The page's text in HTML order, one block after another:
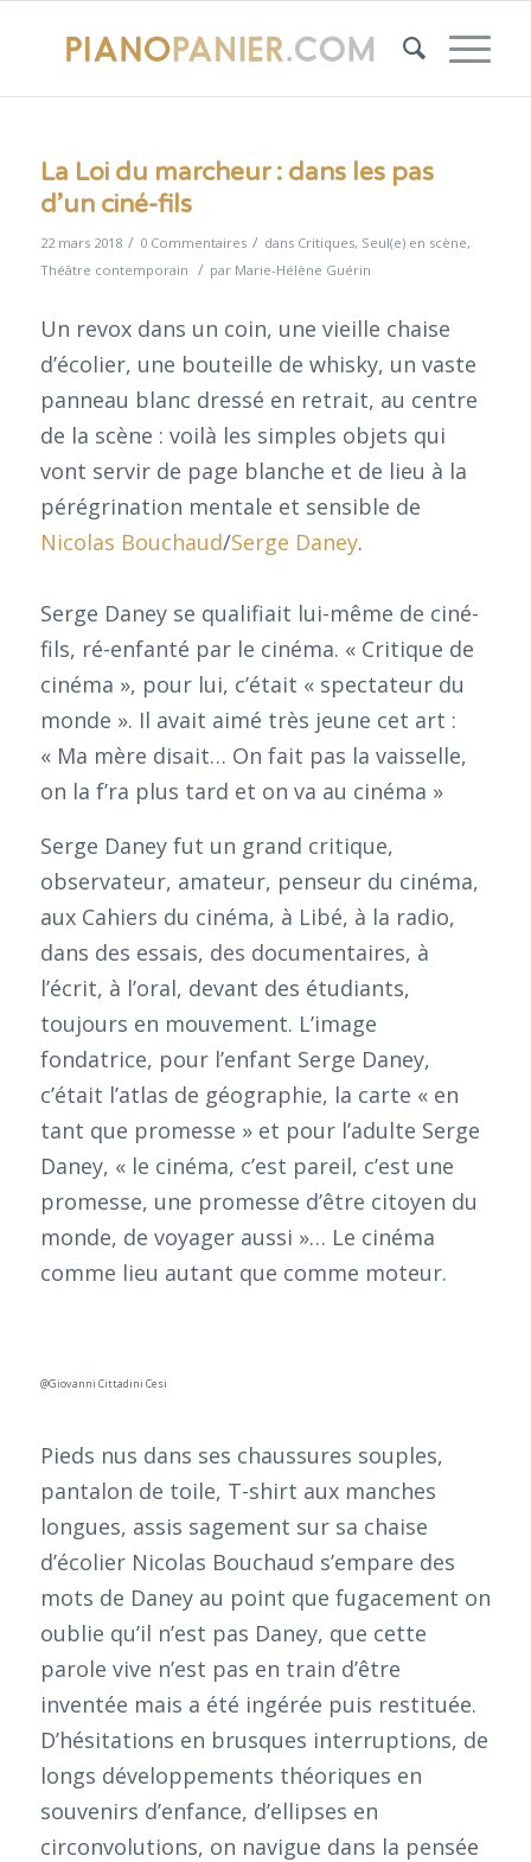
La Loi du marcheur : dans les pas
d’un ciné-fils
22 mars 2018 / 0 Commentaires / dans Critiques, Seul(e) en scène,
Théâtre contemporain / par Marie-Hélène Guérin
Un revox dans un coin, une vieille chaise
d’écolier, une bouteille de whisky, un vaste
panneau blanc dressé en retrait, au centre
de la scène : voilà les simples objets qui
vont servir de page blanche et de lieu à la
pérégrination mentale et sensible de
Nicolas Bouchaud/Serge Daney.
Serge Daney se qualifiait lui-même de ciné-
fils, ré-enfanté par le cinéma. « Critique de
cinéma », pour lui, c’était « spectateur du
monde ». Il avait aimé très jeune cet art :
« Ma mère disait… On fait pas la vaisselle,
on la f’ra plus tard et on va au cinéma »
Serge Daney fut un grand critique,
observateur, amateur, penseur du cinéma,
aux Cahiers du cinéma, à Libé, à la radio,
dans des essais, des documentaires, à
l’écrit, à l’oral, devant des étudiants,
toujours en mouvement. L’image
fondatrice, pour l’enfant Serge Daney,
c’était l’atlas de géographie, la carte « en
tant que promesse » et pour l’adulte Serge
Daney, « le cinéma, c’est pareil, c’est une
promesse, une promesse d’être citoyen du
monde, de voyager aussi »… Le cinéma
comme lieu autant que comme moteur.
@Giovanni Cittadini Cesi
Pieds nus dans ses chaussures souples,
pantalon de toile, T-shirt aux manches
longues, assis sagement sur sa chaise
d’écolier Nicolas Bouchaud s’empare des
mots de Daney au point que fugacement on
oublie qu’il n’est pas Daney, que cette
parole vive n’est pas en train d’être
inventée mais a été ingérée puis restituée.
D’hésitations en brusques interruptions, de
longs développements théoriques en
souvenirs d’enfance, d’ellipses en
circonvolutions, on navigue dans la pensée